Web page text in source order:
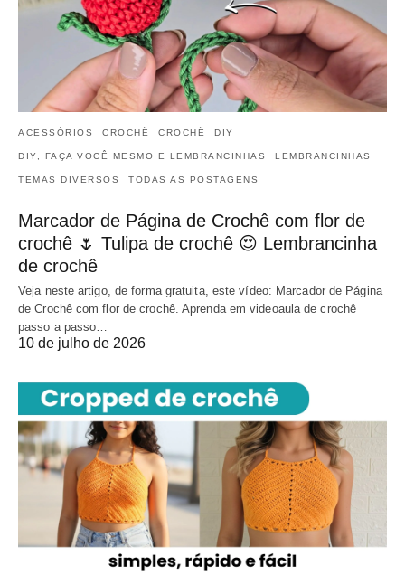
ACESSÓRIOS CROCHÊ CROCHÊ DIY
DIY, FAÇA VOCÊ MESMO E LEMBRANCINHAS LEMBRANCINHAS
TEMAS DIVERSOS TODAS AS POSTAGENS
Marcador de Página de Crochê com flor de
crochê 🌷 Tulipa de crochê 😍 Lembrancinha
de crochê
Veja neste artigo, de forma gratuita, este vídeo: Marcador de Página
de Crochê com flor de crochê. Aprenda em videoaula de crochê
passo a passo…
10 de julho de 2026